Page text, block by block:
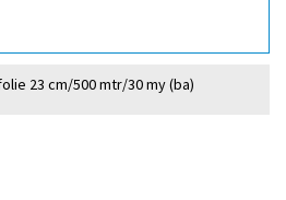
23 cm/500 mtr/30 my (ba)